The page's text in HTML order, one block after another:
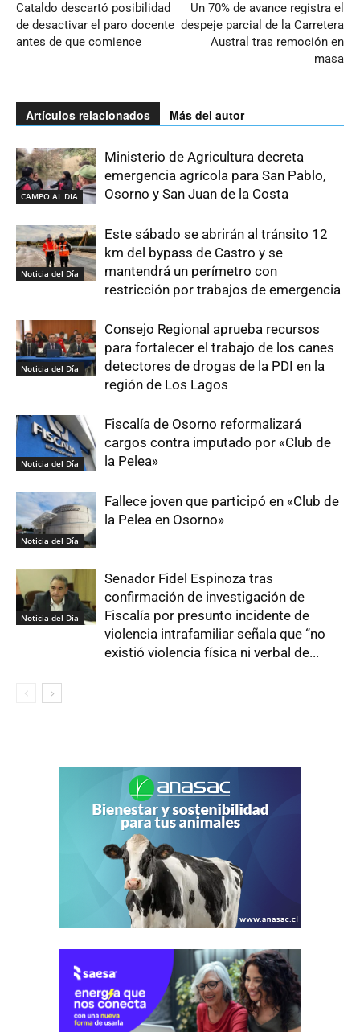
Cataldo descartó posibilidad
de desactivar el paro docente
antes de que comience
Un 70% de avance registra el
despeje parcial de la Carretera
Austral tras remoción en
masa
Artículos relacionados Más del autor
CAMPO AL DIA
Ministerio de Agricultura decreta
emergencia agrícola para San Pablo,
Osorno y San Juan de la Costa
Noticia del Día
Este sábado se abrirán al tránsito 12
km del bypass de Castro y se
mantendrá un perímetro con
restricción por trabajos de emergencia
Noticia del Día
Consejo Regional aprueba recursos
para fortalecer el trabajo de los canes
detectores de drogas de la PDI en la
región de Los Lagos
Noticia del Día
Fiscalía de Osorno reformalizará
cargos contra imputado por «Club de
la Pelea»
Noticia del Día
Fallece joven que participó en «Club de
la Pelea en Osorno»
Noticia del Día
Senador Fidel Espinoza tras
confirmación de investigación de
Fiscalía por presunto incidente de
violencia intrafamiliar señala que “no
existió violencia física ni verbal de...